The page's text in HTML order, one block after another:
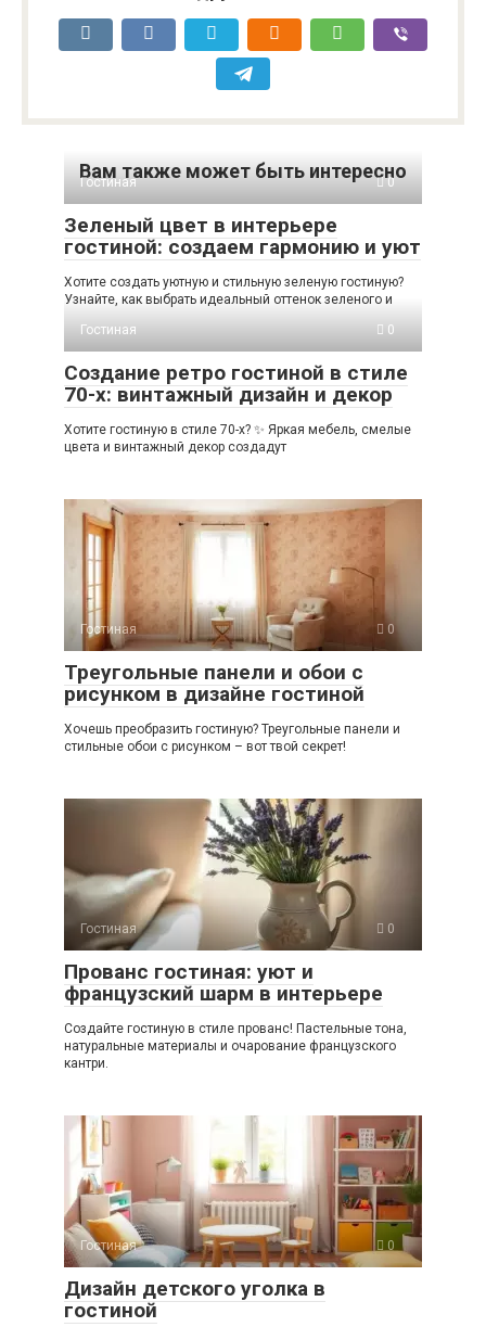
Вам также может быть интересно
Гостиная 0
Зеленый цвет в интерьере
гостиной: создаем гармонию и уют
Хотите создать уютную и стильную зеленую гостиную?
Узнайте, как выбрать идеальный оттенок зеленого и
Гостиная
0
Создание ретро гостиной в стиле
70-х: винтажный дизайн и декор
Хотите гостиную в стиле 70-х? ✨ Яркая мебель, смелые
цвета и винтажный декор создадут
Гостиная 0
Треугольные панели и обои с
рисунком в дизайне гостиной
Хочешь преобразить гостиную? Треугольные панели и
стильные обои с рисунком – вот твой секрет!
Гостиная 0
Прованс гостиная: уют и
французский шарм в интерьере
Создайте гостиную в стиле прованс! Пастельные тона,
натуральные материалы и очарование французского
кантри.
Гостиная 0
Дизайн детского уголка в
гостиной